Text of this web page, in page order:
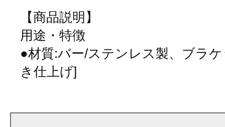
【商品説明】
用途・特徴
●材質:バー/ステンレス製、ブラ
き仕上げ]